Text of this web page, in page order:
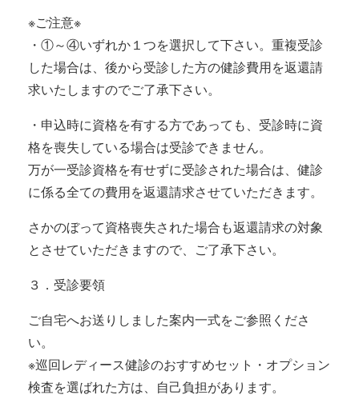
※ご注意※
・①～④いずれか１つを選択して下さい。重複受診
した場合は、後から受診した方の健診費用を返還請
求いたしますのでご了承下さい。
・申込時に資格を有する方であっても、受診時に資
格を喪失している場合は受診できません。
万が一受診資格を有せずに受診された場合は、健診
に係る全ての費用を返還請求させていただきます。
さかのぼって資格喪失された場合も返還請求の対象
とさせていただきますので、ご了承下さい。
３．受診要領
ご自宅へお送りしました案内一式をご参照くださ
い。
※巡回レディース健診のおすすめセット・オプション
検査を選ばれた方は、自己負担があります。